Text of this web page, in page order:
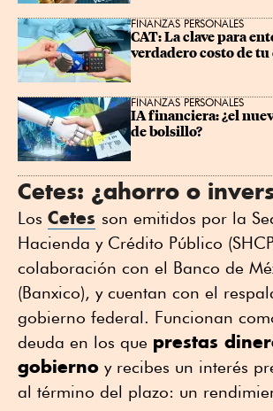
FINANZAS PERSONALES
CAT: La clave para
verdadero costo de
FINANZAS PERSONALES
IA financiera: ¿el
de bolsillo?
Cetes: ¿ahorro o
Los Cetes son emitidos por la
Hacienda y Crédito Público
colaboración con el Banco de
(Banxico), y cuentan con el
gobierno federal. Funcionan
deuda en los que prestas
gobierno y recibes un interés
al término del plazo: un